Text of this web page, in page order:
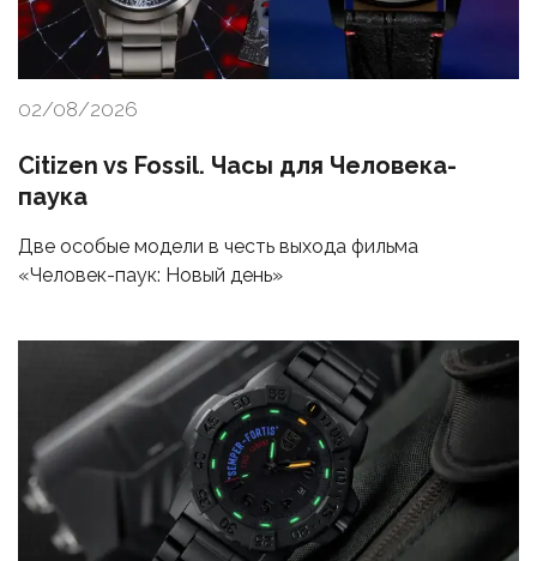
02/08/2026
Citizen vs Fossil. Часы для Человека-
паука
Две особые модели в честь выхода фильма
«Человек-паук: Новый день»